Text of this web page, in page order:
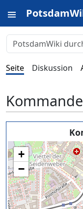
Seite Diskussion
+
−